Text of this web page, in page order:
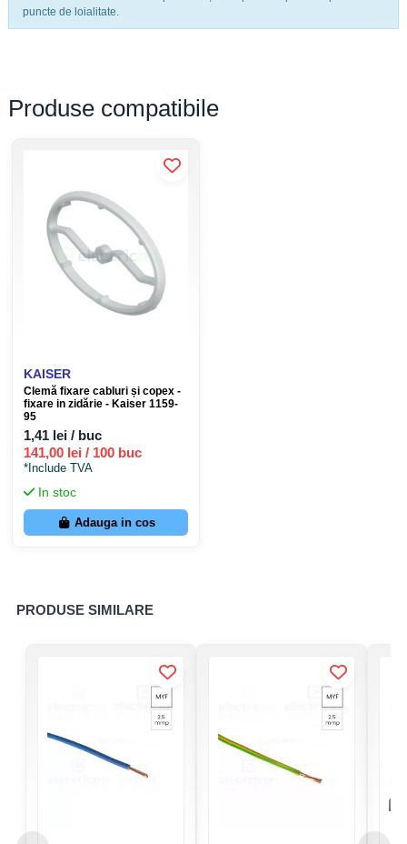
puncte de loialitate.
NU
rotund
Rezistent la
flacară
foc conform EN 13501-6, clasa ECA
Diametru exterior 3,7 mm
Tensiune
nominală U
standard
standard
flexibil: +5 - (+70) °C
Produse compatibile
KAISER
Clemă fixare cabluri și copex -
fixare in zidărie - Kaiser 1159-
95
1,41 lei / buc
141,00 lei / 100 buc
*Include TVA
In stoc
Adauga in cos
PRODUSE SIMILARE